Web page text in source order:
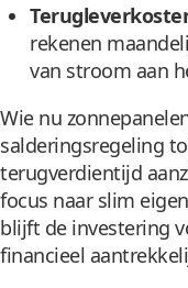
rekenen
van stroom aan
Wie nu
salderingsregeling
terugverdientijd
focus naar slim
blijft de investering
financieel